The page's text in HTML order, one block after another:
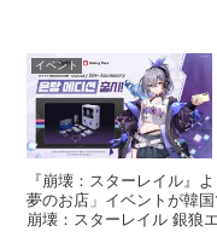
イベント
『崩壊：スターレイル』
夢のお店」イベントが韓
崩壊：スターレイル 銀狼